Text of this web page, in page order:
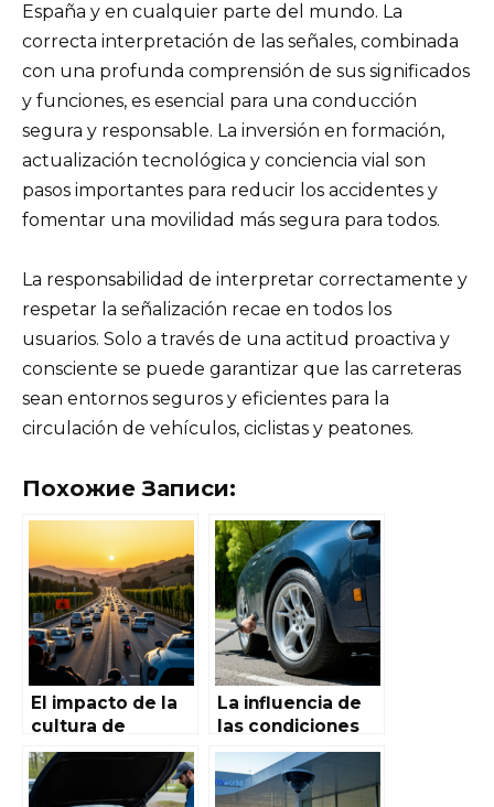
España y en cualquier parte del mundo. La
correcta interpretación de las señales, combinada
con una profunda comprensión de sus significados
y funciones, es esencial para una conducción
segura y responsable. La inversión en formación,
actualización tecnológica y conciencia vial son
pasos importantes para reducir los accidentes y
fomentar una movilidad más segura para todos.
La responsabilidad de interpretar correctamente y
respetar la señalización recae en todos los
usuarios. Solo a través de una actitud proactiva y
consciente se puede garantizar que las carreteras
sean entornos seguros y eficientes para la
circulación de vehículos, ciclistas y peatones.
Похожие Записи:
El impacto de la
cultura de
conducción en la
seguridad vial en
España
La influencia de
las condiciones
del vehículo en la
seguridad vial: un
análisis completo